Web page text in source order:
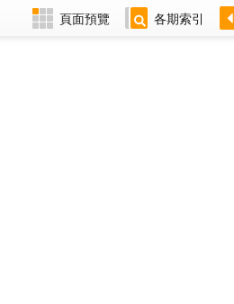
頁面預覽 各期索引